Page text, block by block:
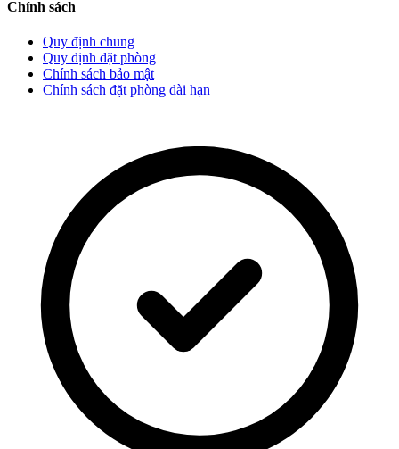
Chính sách
Quy định chung
Quy định đặt phòng
Chính sách bảo mật
Chính sách đặt phòng dài hạn